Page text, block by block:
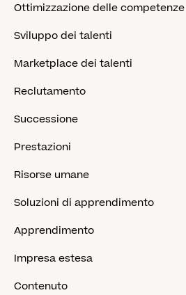
Ottimizzazione delle competenze
Sviluppo dei talenti
Marketplace dei talenti
Reclutamento
Successione
Prestazioni
Risorse umane
Soluzioni di apprendimento
Apprendimento
Impresa estesa
Contenuto